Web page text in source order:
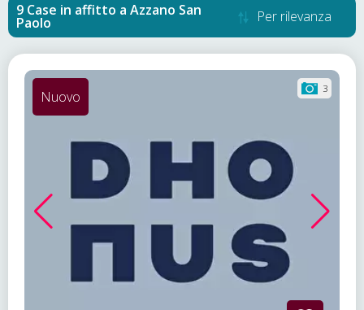
Case in affitto a Azzano San
Paolo Per rilevanza
3
Nuovo